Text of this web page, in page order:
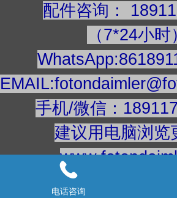
配件咨询 ：
（7*24小时
手机/微信：
建议用电脑浏览
电话咨询